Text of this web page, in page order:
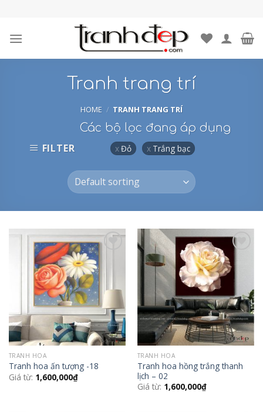
content
Tranh trang trí
HOME / TRANH TRANG TRÍ
FILTER
Các bộ lọc đang áp dụng
Đỏ Trắng bạc
Add to
Wishlist
TRANH HOA
Tranh hoa ấn tượng -18
Giá từ: 1,600,000₫
Add to
Wishlist
TRANH HOA
Tranh hoa hồng trắng thanh
lịch – 02
Giá từ: 1,600,000₫